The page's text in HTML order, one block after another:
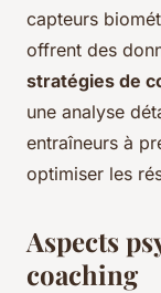
capteurs
offrent des
stratégies de
une analyse
entraîneurs à
optimiser les
Aspects
coaching